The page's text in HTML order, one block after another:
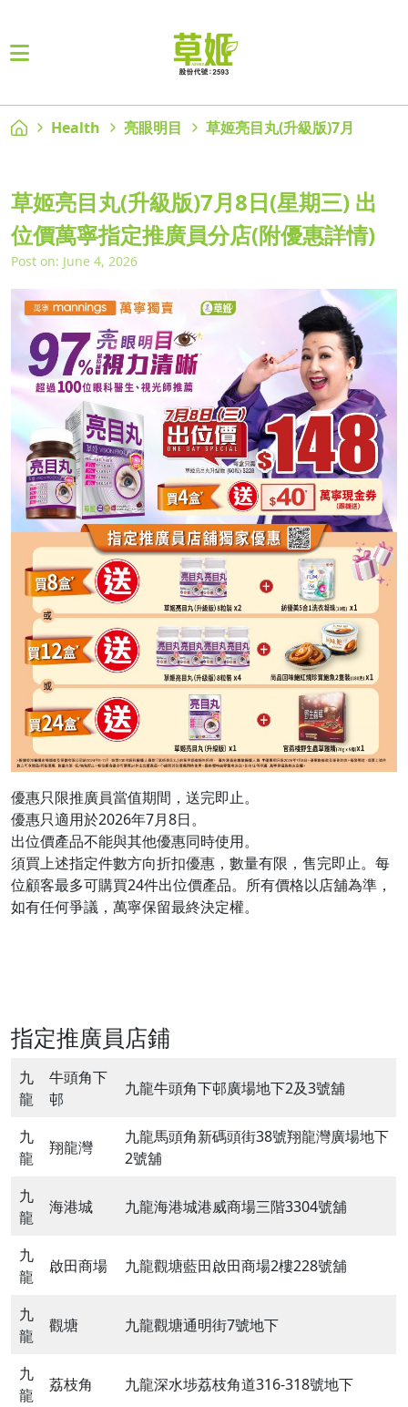
Health 亮眼明目 草姬亮目丸(升級版)7月
草姬亮目丸(升級版)7月8日(星期三) 出
位價萬寧指定推廣員分店(附優惠詳情)
Post on: June 4, 2026
優惠只限推廣員當值期間，送完即止。
優惠只適用於2026年7月8日。
出位價產品不能與其他優惠同時使用。
須買上述指定件數方向折扣優惠，數量有限，售完即止。每
位顧客最多可購買24件出位價產品。所有價格以店舖為準，
如有任何爭議，萬寧保留最終決定權。
指定推廣員店鋪
九
龍
牛頭角下
邨
九龍牛頭角下邨廣場地下2及3號舖
九
龍
翔龍灣
九龍馬頭角新碼頭街38號翔龍灣廣場地下
2號舖
九
龍
海港城 九龍海港城港威商場三階3304號舖
九
龍
啟田商場 九龍觀塘藍田啟田商場2樓228號舖
九
龍
觀塘 九龍觀塘通明街7號地下
九
龍
荔枝角 九龍深水埗荔枝角道316-318號地下